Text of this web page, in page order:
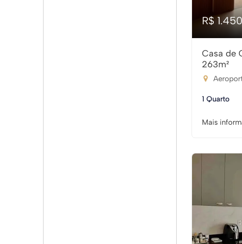
R$
Casa de
263m²
1 Quarto
Mais